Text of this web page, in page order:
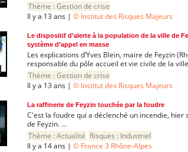
Thème : Gestion de crise
Il y a 13 ans | © Institut des Risques Majeurs
Le dispositif d’alerte à la population de la ville de
système d’appel en masse
Les explications d’Yves Blein, maire de Feyzin
responsable du pôle accueil et vie civile de la
Thème : Gestion de crise
Il y a 13 ans | © Institut des Risques Majeurs
La raffinerie de Feyzin touchée par la foudre
C'est la foudre qui a déclenché un incendie,
de Feyzin. ...
Thème : Actualité Risques : Industriel
Il y a 14 ans | © France 3 Rhône-Alpes